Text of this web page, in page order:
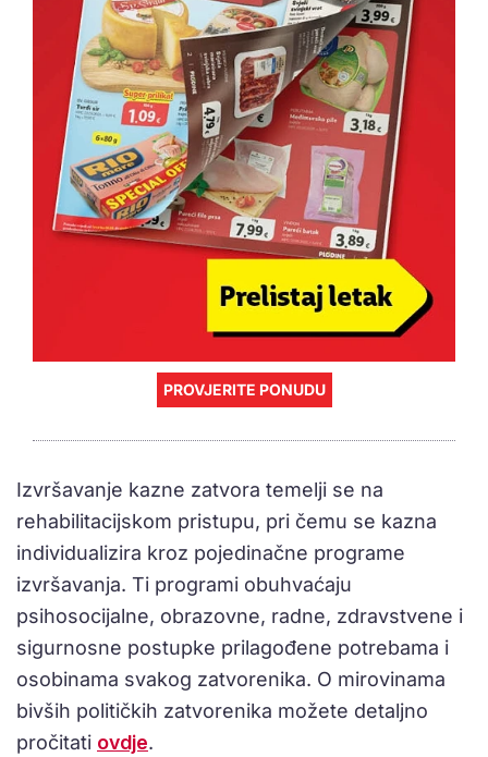
PROVJERITE PONUDU
Izvršavanje kazne zatvora temelji se na
rehabilitacijskom pristupu, pri čemu se kazna
individualizira kroz pojedinačne programe
izvršavanja. Ti programi obuhvaćaju
psihosocijalne, obrazovne, radne, zdravstvene i
sigurnosne postupke prilagođene potrebama i
osobinama svakog zatvorenika. O mirovinama
bivših političkih zatvorenika možete detaljno
pročitati ovdje.